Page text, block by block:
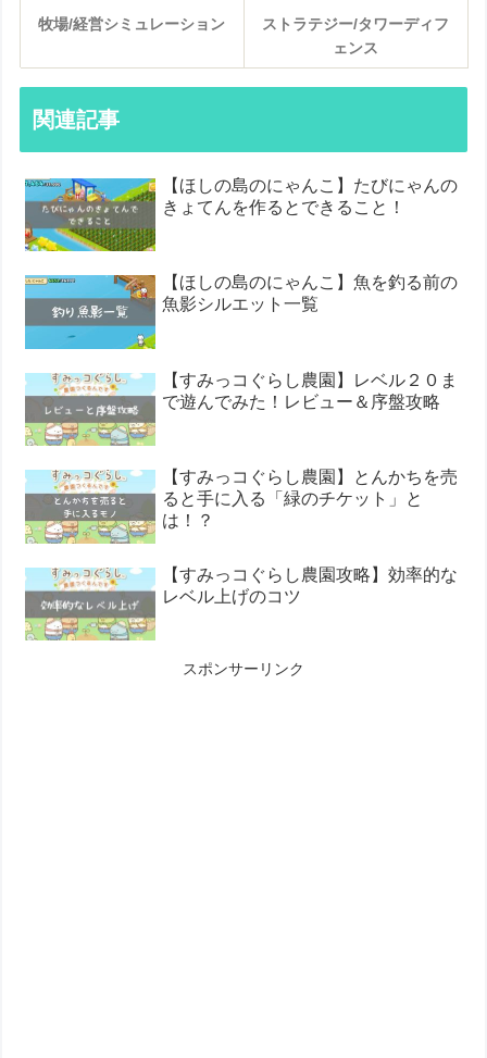
牧場/経営シミュレーション
ストラテジー/タワーディフ
ェンス
関連記事
【ほしの島のにゃんこ】たびにゃんの
きょてんを作るとできること！
【ほしの島のにゃんこ】魚を釣る前の
魚影シルエット一覧
【すみっコぐらし農園】レベル２０ま
で遊んでみた！レビュー＆序盤攻略
【すみっコぐらし農園】とんかちを売
ると手に入る「緑のチケット」と
は！？
【すみっコぐらし農園攻略】効率的な
レベル上げのコツ
スポンサーリンク